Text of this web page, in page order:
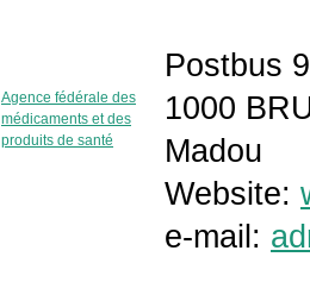
Agence fédérale des
médicaments et des
produits de santé
Postbus
1000
Madou
Website:
e-mail: